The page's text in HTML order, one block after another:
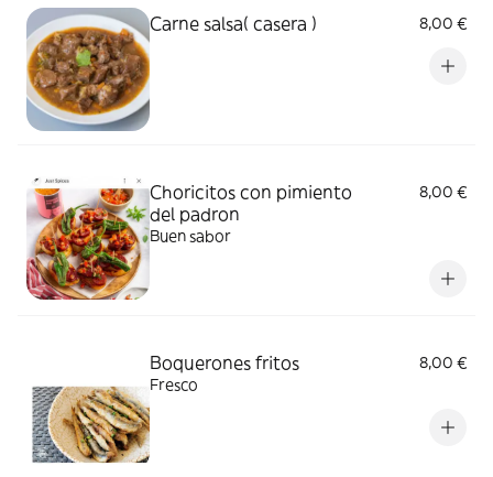
Carne salsa( casera ) 8,00 €
Choricitos con pimiento
del padron
8,00 €
Buen sabor
Boquerones fritos
8,00 €
Fresco